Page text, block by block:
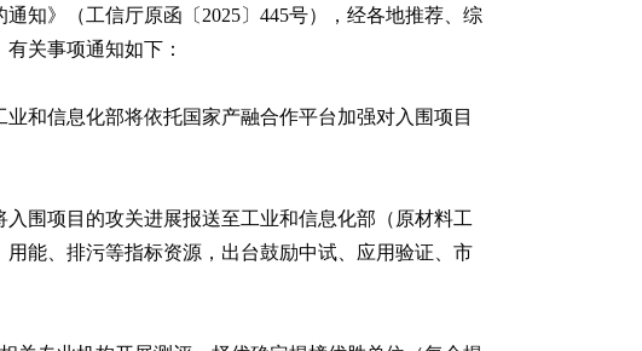
知》（工信厅原函〔2025〕445号），经各地推荐、综
关事项通知如下：
和信息化部将依托国家产融合作平台加强对入围项目
围项目的攻关进展报送至工业和信息化部（原材料工
能、排污等指标资源，出台鼓励中试、应用验证、市